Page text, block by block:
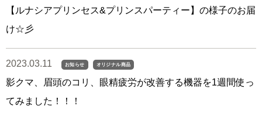
【ルナシアプリンセス&プリンスパーティー】の様子のお届
け☆彡
2023.03.11 お知らせ オリジナル商品
影クマ、眉頭のコリ、眼精疲労が改善する機器を1週間使っ
てみました！！！